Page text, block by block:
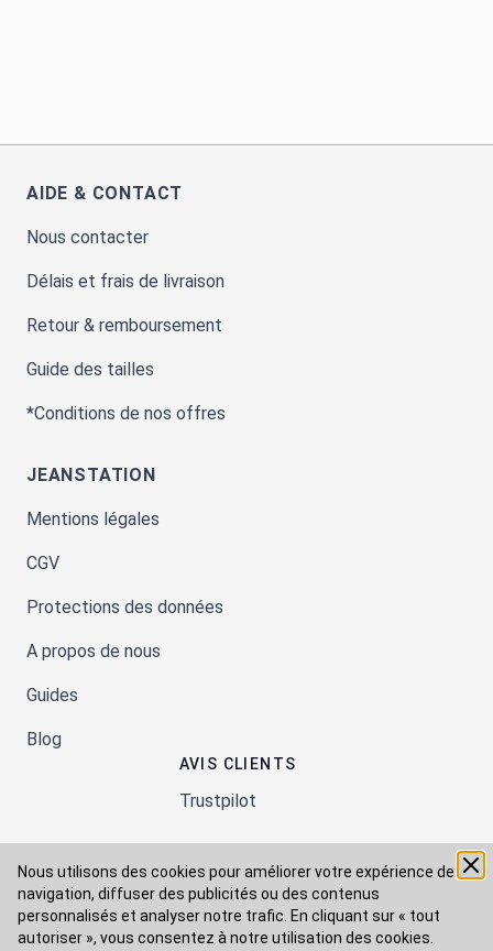
Nous utilisons des cookies pour améliorer votre expérience de
navigation, diffuser des publicités ou des contenus
personnalisés et analyser notre trafic. En cliquant sur « tout
autoriser », vous consentez à notre utilisation des cookies.
AIDE & CONTACT
Nous contacter
Délais et frais de livraison
Retour & remboursement
Guide des tailles
*Conditions de nos offres
JEANSTATION
Mentions légales
CGV
Protections des données
A propos de nous
Guides
Blog
AVIS CLIENTS
Trustpilot
Moyens de paiement